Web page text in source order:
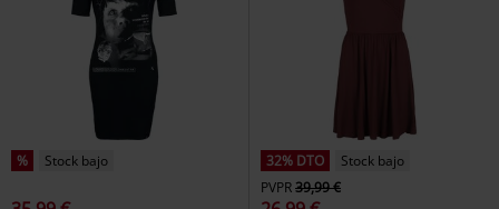
% Stock bajo 32% DTO
Stock bajo
PVPR39,99 €